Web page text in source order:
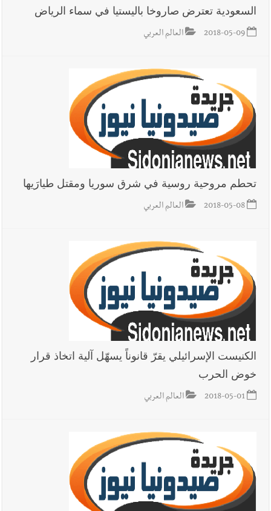
أخبار لبنان
بهية الحريري تقدم بإسم الرئيس سعد الحريري التعازي
بوفاة الراحل ميشال معلولي
أخبار لبنان
الجيش اللبناني : إصابة أحد العسكريين بجروح طفيفة
نتيجة استهداف إسرائيلي معادٍ لجرافة للجيش في بلدة المنصوري -
صور
اللبناني خلال عملها في المنصوري ومعلومات أولية عن اصابة أحد
العسكريين
يبقى الشعب الفلسطيني يعيش كل هذا الألم؟ وإلى متى تستمر هذه
المعاناة التي تمزق القلوب والضمائر؟
السعودية تعترض صاروخا باليستيا في سماء الرياض
2018-05-09 العالم العربي
تحطم مروحية روسية في شرق سوريا ومقتل طيارَيها
2018-05-08 العالم العربي
الكنيست الإسرائيلي يقرّ قانوناً يسهّل آلية اتخاذ قرار
خوض الحرب
2018-05-01 العالم العربي